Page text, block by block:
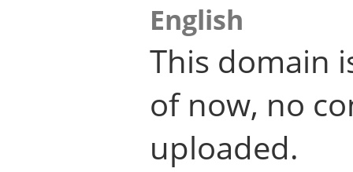
English
This domain
of now, no
uploaded.